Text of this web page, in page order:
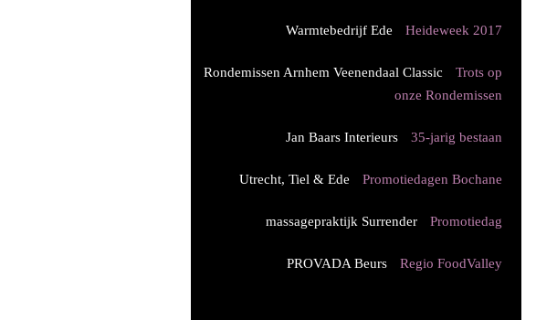
Warmtebedrijf Ede Heideweek 2017
Rondemissen Arnhem Veenendaal Classic
Trots op
onze Rondemissen
Jan Baars Interieurs 35-jarig bestaan
Utrecht, Tiel & Ede Promotiedagen Bochane
massagepraktijk Surrender Promotiedag
PROVADA Beurs Regio FoodValley